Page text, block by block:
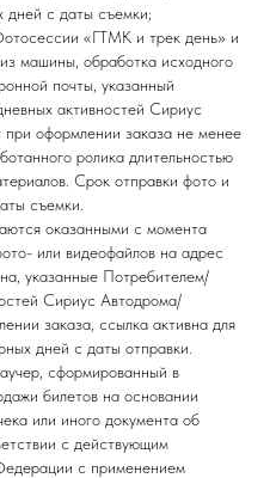
дней с даты съемки;
«ГТМК и трек день» и
машины, обработка исходного
почты, указанный
активностей Сириус
при оформлении заказа не менее
ролика длительностью
Срок отправки фото и
съемки.
оказанными с момента
или видеофайлов на адрес
указанные Потребителем/
Сириус Автодрома/
заказа, ссылка активна для
дней с даты отправки.
сформированный в
билетов на основании
или иного документа об
с действующим
с применением